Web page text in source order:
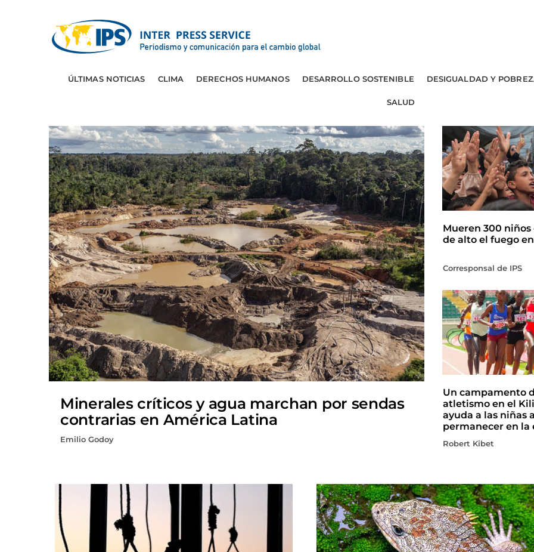
ÚLTIMAS NOTICIAS CLIMA DERECHOS HUMANOS DESARROLLO SOSTENIBLE DESIGUALDAD Y
SALUD
Minerales críticos y agua marchan por sendas
contrarias en América Latina
Emilio Godoy
Mueren 300 niños
de alto el fuego
Corresponsal de IPS
Un campamento
atletismo en el
ayuda a las niñas
permanecer en la
Robert Kibet